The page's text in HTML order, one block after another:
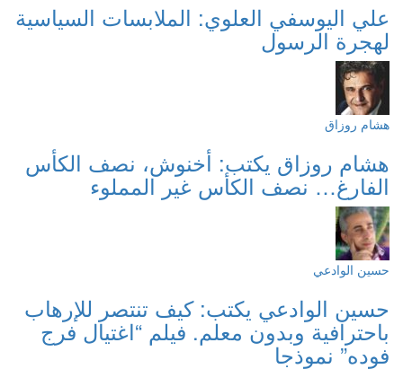
علي اليوسفي العلوي: الملابسات السياسية
لهجرة الرسول
هشام روزاق
هشام روزاق يكتب: أخنوش، نصف الكأس
الفارغ… نصف الكأس غير المملوء
حسين الوادعي
حسين الوادعي يكتب: كيف تنتصر للإرهاب
باحترافية وبدون معلم. فيلم “اغتيال فرج
فوده” نموذجا